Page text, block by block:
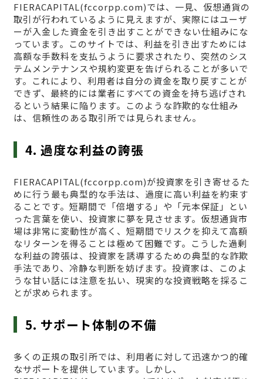
FIERACAPITAL(fccorpp.com)では、一見、仮想通貨の
取引が行われているように見えますが、実際にはユーザ
ーが入金した資金を引き出すことができない仕組みにな
っています。このサイトでは、利益を引き出すためには
高額な手数料を支払うように要求されたり、突然のシス
テムメンテナンスや規約変更を告げられることが多いで
す。これにより、利用者は自分の資金を取り戻すことが
できず、最終的には業者にすべての資金を持ち逃げされ
るという結果に陥ります。このような詐欺的な仕組み
は、信頼性のある取引所では見られません。
4. 過度な利益の誇張
FIERACAPITAL(fccorpp.com)が投資家を引き寄せるた
めに行う最も典型的な手法は、過度に高い利益を約束す
ることです。短期間で「倍増する」や「元本保証」とい
った言葉を使い、投資家に夢を見させます。仮想通貨市
場は非常に変動性が高く、短期間でリスクを抑えて高額
なリターンを得ることは極めて困難です。こうした過剰
な利益の誇張は、投資家を誘導するための典型的な詐欺
手法であり、冷静な判断を妨げます。投資家は、このよ
うな甘い話には注意を払い、現実的な投資戦略を採るこ
とが求められます。
5. サポート体制の不備
多くの正規の取引所では、利用者に対して迅速かつ的確
なサポートを提供しています。しかし、